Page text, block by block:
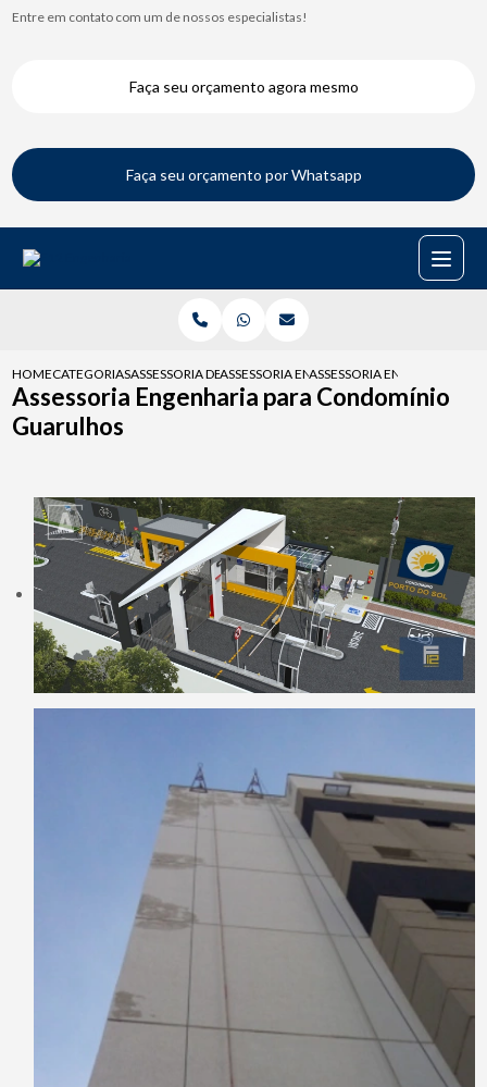
Entre em contato com um de nossos especialistas!
Faça seu orçamento agora mesmo
Faça seu orçamento por Whatsapp
HOMECATEGORIASASSESSORIA DE ENGENHARIAASSESSORIA ENGENHARIA PARA
ASSESSORIA ENGENHARIA
Assessoria Engenharia para Condomínio
Guarulhos